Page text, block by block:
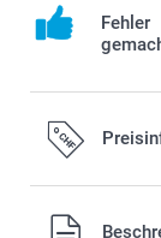
Fehler
Alle Preise